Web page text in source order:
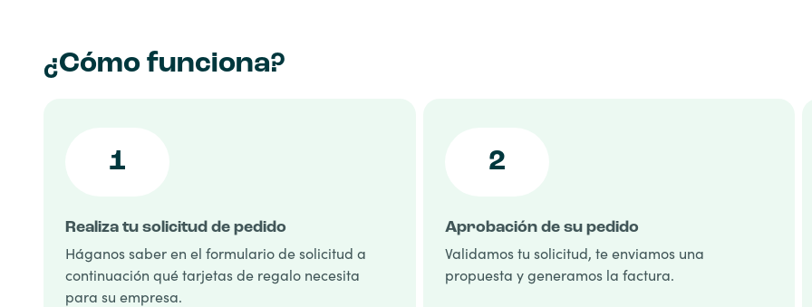
¿Cómo funciona?
1
Realiza tu solicitud de pedido
Háganos saber en el formulario de solicitud a
continuación qué tarjetas de regalo necesita
para su empresa.
2
Aprobación de su pedido
Validamos tu solicitud, te enviamos una
propuesta y generamos la factura.